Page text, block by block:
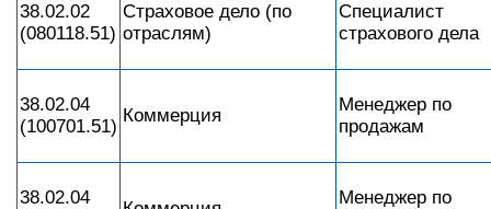
38.02.02
(080118.51)
Страховое дело (по
отраслям)
Специалист
страхового дела
38.02.04
(100701.51)
Коммерция
Менеджер по
продажам
38.02.04
Менеджер по